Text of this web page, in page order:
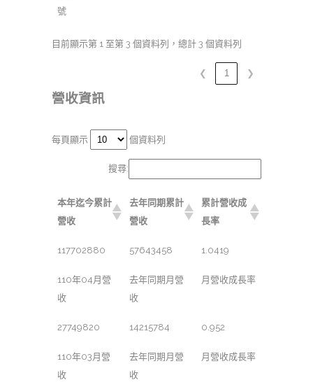
號
目前顯示第 1 至第 3 個資料列，總計 3 個資料列
❮ 1 ❯
營收資訊
每頁顯示 個資料列
搜尋:
本年迄今累計
營收
去年同期累計
營收
累計營收成
長率
117702880 57643458 1.0419
110年04月營
收
去年同期月營
收
月營收成長率
27749820 14215784 0.952
110年03月營
收
去年同期月營
收
月營收成長率